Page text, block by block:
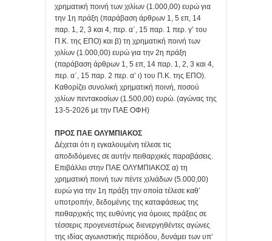
χρηματική ποινή των χιλίων (1.000,00) ευρώ για
την 1η πράξη (παράβαση άρθρων 1, 5 επ, 14
παρ. 1, 2, 3 και 4, περ. α΄, 15 παρ. 1 περ. γ’ του
Π.Κ. της ΕΠΟ) και β) τη χρηματική ποινή των
χιλίων (1.000,00) ευρώ για την 2η πράξη
(παράβαση άρθρων 1, 5 επ, 14 παρ. 1, 2, 3 και 4,
περ. α΄, 15 παρ. 2 περ. α’ ι) του Π.Κ. της ΕΠΟ).
Καθορίζει συνολική χρηματική ποινή, ποσού
χιλίων πεντακοσίων (1.500,00) ευρώ. (αγώνας της
13-5-2026 με την ΠΑΕ ΟΦΗ)
ΠΡΟΣ ΠΑΕ ΟΛΥΜΠΙΑΚΟΣ
Δέχεται ότι η εγκαλουμένη τέλεσε τις
αποδιδόμενες σε αυτήν πειθαρχικές παραβάσεις.
Επιβάλλει στην ΠΑΕ ΟΛΥΜΠΙΑΚΟΣ α) τη
χρηματική ποινή των πέντε χιλιάδων (5.000,00)
ευρώ για την 1η πράξη την οποία τέλεσε καθ’
υποτροπήν, δεδομένης της καταφάσεως της
πειθαρχικής της ευθύνης για όμοιες πράξεις σε
τέσσερις προγενεστέρως διενεργηθέντες αγώνες
της ιδίας αγωνιστικής περιόδου, δυνάμει των υπ’